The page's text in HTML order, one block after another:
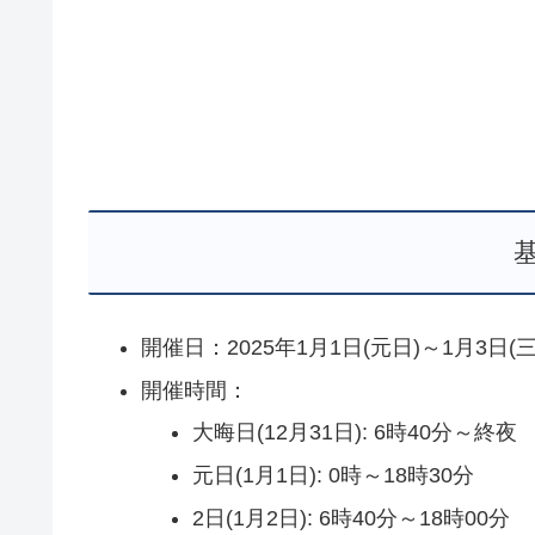
開催日：2025年1月1日(元日)～1月3日(
開催時間：
大晦日(12月31日): 6時40分～終夜
元日(1月1日): 0時～18時30分
2日(1月2日): 6時40分～18時00分